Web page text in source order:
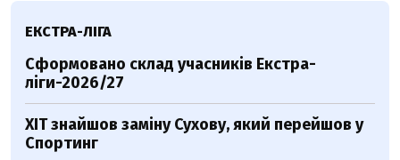
ЕКСТРА-ЛІГА
Сформовано склад учасників Екстра-
ліги-2026/27
ХІТ знайшов заміну Сухову, який перейшов у
Спортинг